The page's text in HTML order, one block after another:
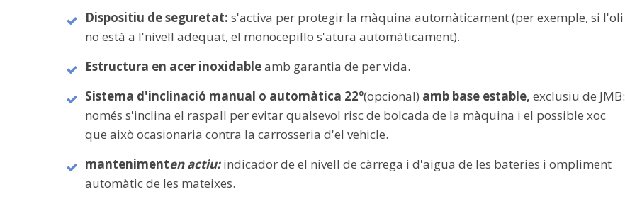
Dispositiu de seguretat: s'activa per protegir la màquina automàticament (per exemple, si l'oli
no està a l'nivell adequat, el monocepillo s'atura automàticament).
Estructura en acer inoxidableamb garantia de per vida.
Sistema d'inclinació manual o automàtica 22º(opcional) amb base estable, exclusiu de JMB:
només s'inclina el raspall per evitar qualsevol risc de bolcada de la màquina i el possible xoc
que això ocasionaria contra la carrosseria d'el vehicle.
mantenimenten actiu: indicador de el nivell de càrrega i d'aigua de les bateries i ompliment
automàtic de les mateixes.